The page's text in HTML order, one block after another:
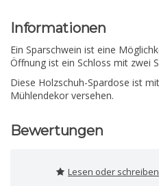
Informationen
Ein Sparschwein ist eine
Öffnung ist ein Schloss mit zwei
Diese Holzschuh-Spardose ist
Mühlendekor versehen.
Bewertungen
Lesen oder